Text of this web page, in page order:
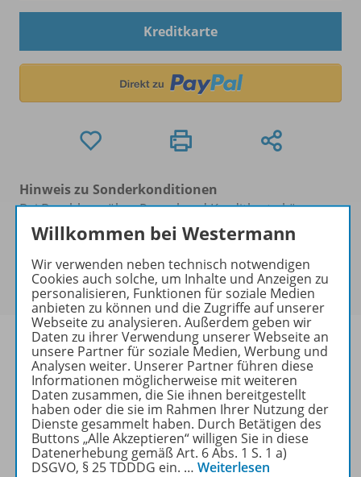
Kreditkarte
Hinweis zu Sonderkonditionen
Bei Bezahlung über Paypal und Kreditkarte können
keine Sonderkonditionen gewährt werden.
Um den für Sie gültigen Preis zu sehen,melden Sie
sich bitte an.
Informationen
Weitere Inhalte der Ausgabe
Willkommen bei Westermann
Wir verwenden neben technisch notwendigen
Cookies auch solche, um Inhalte und Anzeigen zu
personalisieren, Funktionen für soziale Medien
anbieten zu können und die Zugriffe auf unserer
Webseite zu analysieren. Außerdem geben wir
Daten zu ihrer Verwendung unserer Webseite an
unsere Partner für soziale Medien, Werbung und
Analysen weiter. Unserer Partner führen diese
Informationen möglicherweise mit weiteren
Daten zusammen, die Sie ihnen bereitgestellt
haben oder die sie im Rahmen Ihrer Nutzung der
Dienste gesammelt haben. Durch Betätigen des
Buttons „Alle Akzeptieren“ willigen Sie in diese
Datenerhebung gemäß Art. 6 Abs. 1 S. 1 a)
DSGVO, § 25 TDDDG ein. … Weiterlesen